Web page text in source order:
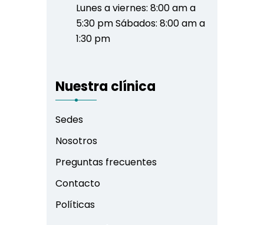
Lunes a viernes: 8:00 am a
5:30 pm Sábados: 8:00 am a
1:30 pm
Nuestra clínica
Sedes
Nosotros
Preguntas frecuentes
Contacto
Políticas